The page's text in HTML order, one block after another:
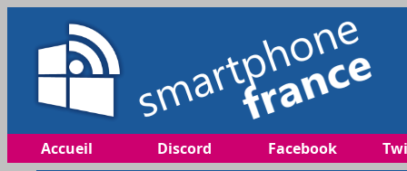
Accueil Discord Facebook